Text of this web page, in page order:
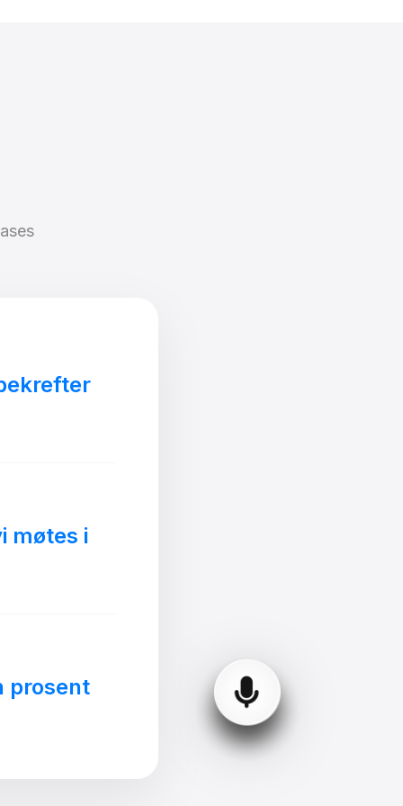
møtes i
prosent